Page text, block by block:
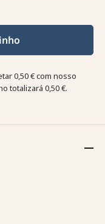
0,50 €com nosso
totalizará 0,50 €.